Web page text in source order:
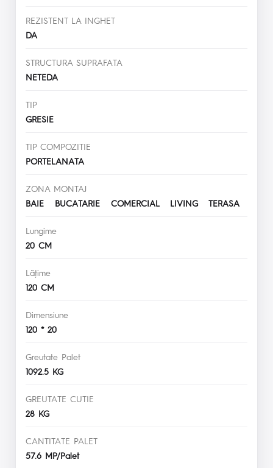
REZISTENT LA INGHET
DA
STRUCTURA SUPRAFATA
NETEDA
TIP
GRESIE
TIP COMPOZITIE
PORTELANATA
ZONA MONTAJ
BAIE BUCATARIE COMERCIAL LIVING TERASA
Lungime
20 CM
Lăţime
120 CM
Dimensiune
120 * 20
Greutate Palet
1092.5 KG
GREUTATE CUTIE
28 KG
CANTITATE PALET
57.6 MP/Palet